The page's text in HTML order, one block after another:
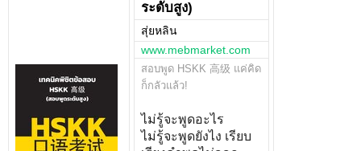
ระดับสูง)
สุ่ยหลิน
www.mebmarket.com
สอบพูด HSKK 高级 แค่คิด
ก็กลัวแล้ว!
ไม่รู้จะพูดอะไร
ไม่รู้จะพูดยังไง เรียบ